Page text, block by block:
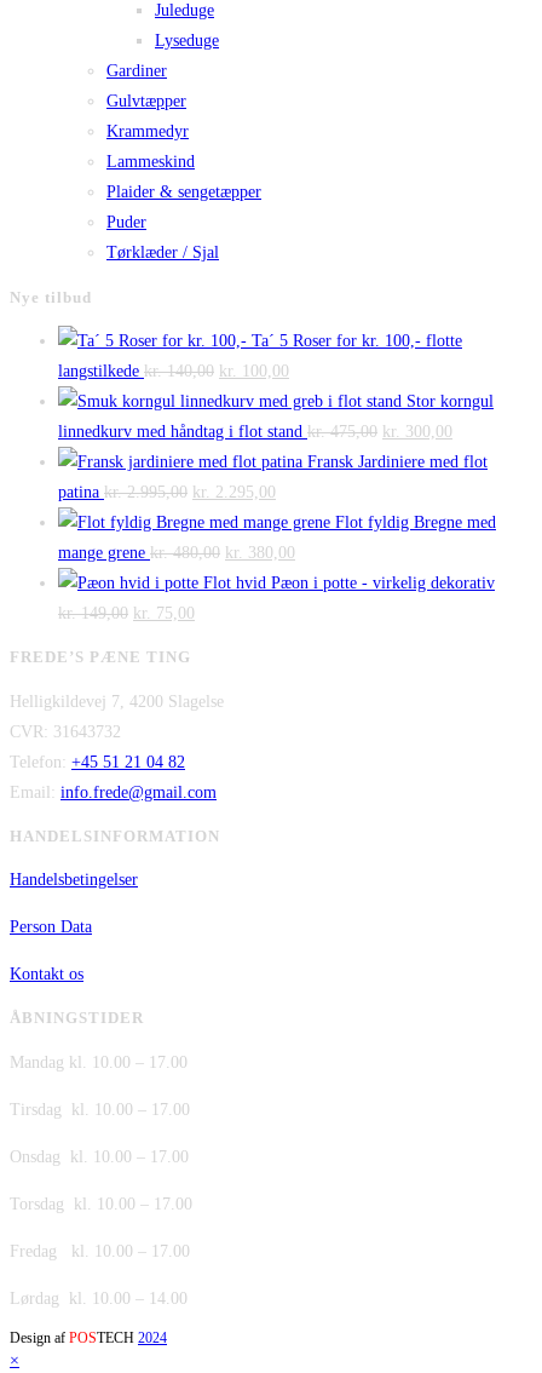
Juleduge
Lyseduge
Gardiner
Gulvtæpper
Krammedyr
Lammeskind
Plaider & sengetæpper
Puder
Tørklæder / Sjal
Nye tilbud
Ta´ 5 Roser for kr. 100,- flotte
langstilkede kr.140,00 Den
oprindelige
pris
var:
kr. 140,00.
kr. 100,00
aktuelle
pris
er:
Stor korngul
linnedkurv med håndtag i flot stand kr.475,00 Den
oprindelige
var:
kr. 300,00
aktuelle
er:
Fransk Jardiniere med flot
patina kr.2.995,00 Den
oprindelige
pris
var:
kr. 2.995,00.
kr. 2.295,00
aktuelle
pris
er:
Flot fyldig Bregne med
mange grene kr.480,00 Den
oprindelige
kr. 380,00
aktuelle
Flot hvid Pæon i potte - virkelig dekorativ
kr.149,00 Den
var:
kr. 75,00
er:
FREDE’S PÆNE TING
Helligkildevej 7, 4200 Slagelse
CVR: 31643732
Telefon: +45 51 21 04 82
Email: info.frede@gmail.com
HANDELSINFORMATION
Handelsbetingelser
Person Data
Kontakt os
ÅBNINGSTIDER
Mandag kl. 10.00 – 17.00
Tirsdag kl. 10.00 – 17.00
Onsdag kl. 10.00 – 17.00
Torsdag kl. 10.00 – 17.00
Fredag kl. 10.00 – 17.00
Lørdag kl. 10.00 – 14.00
Design af POSTECH 2024
×